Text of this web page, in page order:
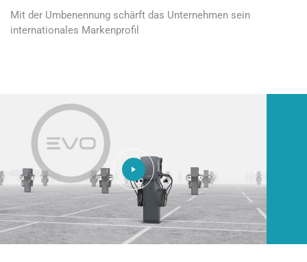
Mit der Umbenennung schärft das Unternehmen sein
internationales Markenprofil